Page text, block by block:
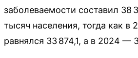
заболеваемости составил 38
тысяч населения, тогда как в
равнялся 33 874,1, а в 2024 —